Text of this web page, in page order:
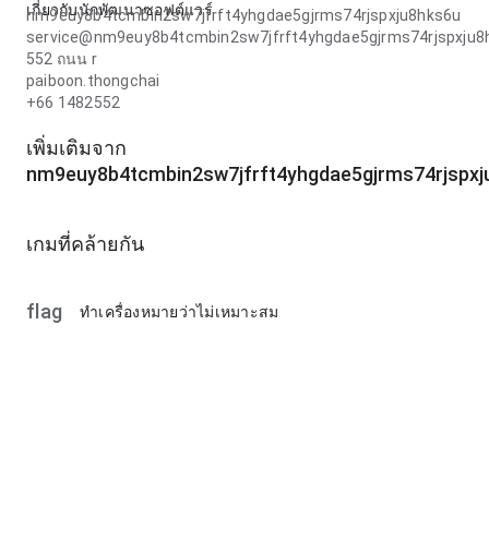
เกี่ยวกับนักพัฒนาซอฟต์แวร์
nm9euy8b4tcmbin2sw7jfrft4yhgdae5gjrms74rjspxju8hks6u
552 ถนน r
paiboon.thongchai
+66 1482552
เพิ่มเติมจาก
เกมที่คล้ายกัน
flag ทำเครื่องหมายว่าไม่เหมาะสม